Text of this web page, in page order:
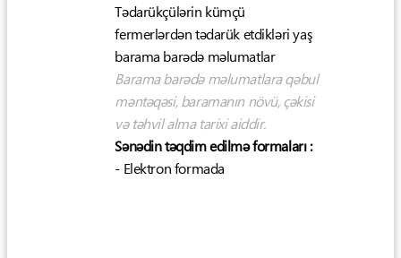
Tədarükçülərin kümçü
fermerlərdən tədarük etdikləri yaş
barama barədə məlumatlar
Barama barədə məlumatlara qəbul
məntəqəsi, baramanın növü, çəkisi
və təhvil alma tarixi aiddir.
Sənədin təqdim edilmə formaları :
- Elektron formada